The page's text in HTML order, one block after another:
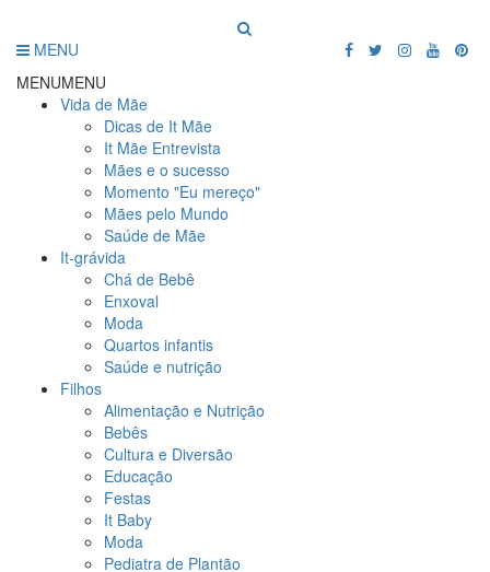
MENU
MENUMENU
Vida de Mãe
Dicas de It Mãe
It Mãe Entrevista
Mães e o sucesso
Momento "Eu mereço"
Mães pelo Mundo
Saúde de Mãe
It-grávida
Chá de Bebê
Enxoval
Moda
Quartos infantis
Saúde e nutrição
Filhos
Alimentação e Nutrição
Bebês
Cultura e Diversão
Educação
Festas
It Baby
Moda
Pediatra de Plantão